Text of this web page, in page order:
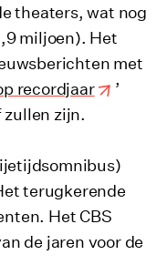
theaters, wat nog
miljoen). Het
met
recordjaar
’
zijn.
terugkerende
Het CBS
de jaren voor de